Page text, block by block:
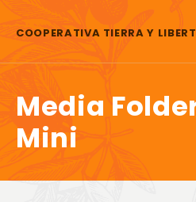
COOPERATIVA TIERRA Y
Media
Mini